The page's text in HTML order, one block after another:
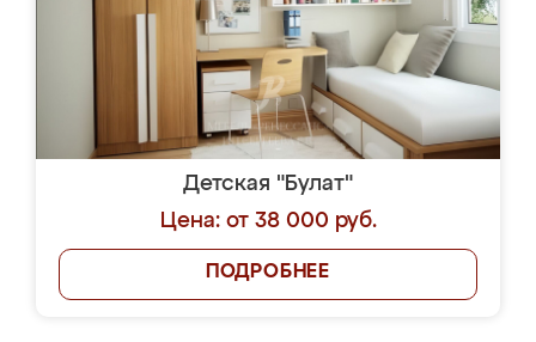
Детская "Булат"
Цена: от 38 000 руб.
ПОДРОБНЕЕ